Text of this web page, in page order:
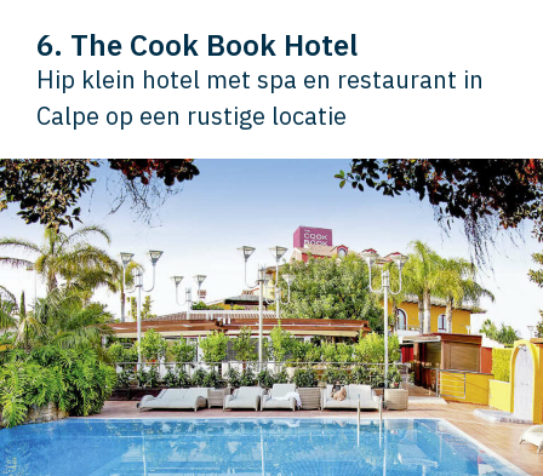
6. The Cook Book Hotel
Hip klein hotel met spa en restaurant in
Calpe op een rustige locatie